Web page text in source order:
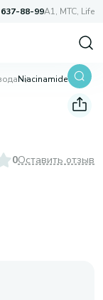
637-88-99A1, МТС, Life
Niacinamide + Probiotics
0Оставить отзыв